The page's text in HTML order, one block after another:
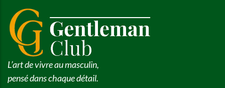
L’art de vivre au masculin,
pensé dans chaque détail.